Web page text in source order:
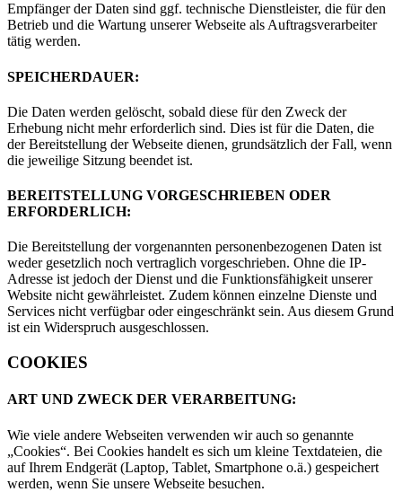
Empfänger der Daten sind ggf. technische Dienstleister, die für den
Betrieb und die Wartung unserer Webseite als Auftragsverarbeiter
tätig werden.
SPEICHERDAUER:
Die Daten werden gelöscht, sobald diese für den Zweck der
Erhebung nicht mehr erforderlich sind. Dies ist für die Daten, die
der Bereitstellung der Webseite dienen, grundsätzlich der Fall, wenn
die jeweilige Sitzung beendet ist.
BEREITSTELLUNG VORGESCHRIEBEN ODER
ERFORDERLICH:
Die Bereitstellung der vorgenannten personenbezogenen Daten ist
weder gesetzlich noch vertraglich vorgeschrieben. Ohne die IP-
Adresse ist jedoch der Dienst und die Funktionsfähigkeit unserer
Website nicht gewährleistet. Zudem können einzelne Dienste und
Services nicht verfügbar oder eingeschränkt sein. Aus diesem Grund
ist ein Widerspruch ausgeschlossen.
COOKIES
ART UND ZWECK DER VERARBEITUNG:
Wie viele andere Webseiten verwenden wir auch so genannte
„Cookies“. Bei Cookies handelt es sich um kleine Textdateien, die
auf Ihrem Endgerät (Laptop, Tablet, Smartphone o.ä.) gespeichert
werden, wenn Sie unsere Webseite besuchen.